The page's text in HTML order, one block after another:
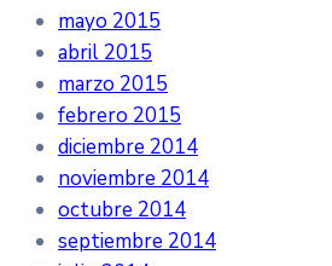
mayo 2015
abril 2015
marzo 2015
febrero 2015
diciembre 2014
noviembre 2014
octubre 2014
septiembre 2014